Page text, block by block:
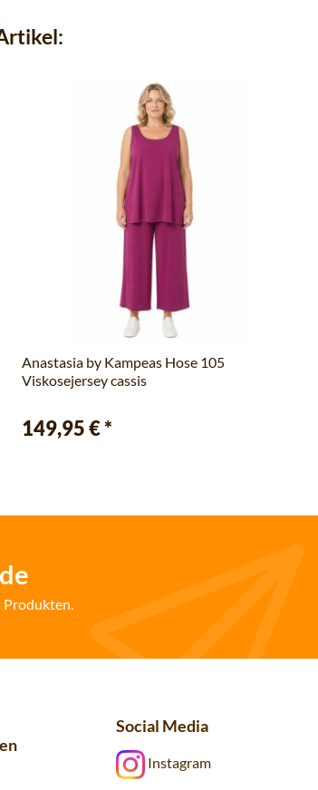
Anastasia by Kampeas Hose 105
Viskosejersey cassis
149,95 €*
Produkten.
Social Media
Instagram